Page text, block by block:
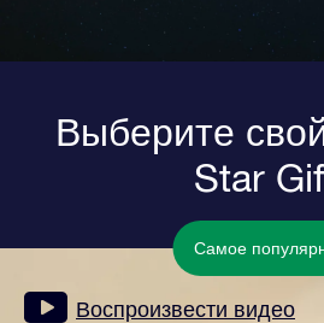
Выберите
Star
Самое
Воспроизвести видео